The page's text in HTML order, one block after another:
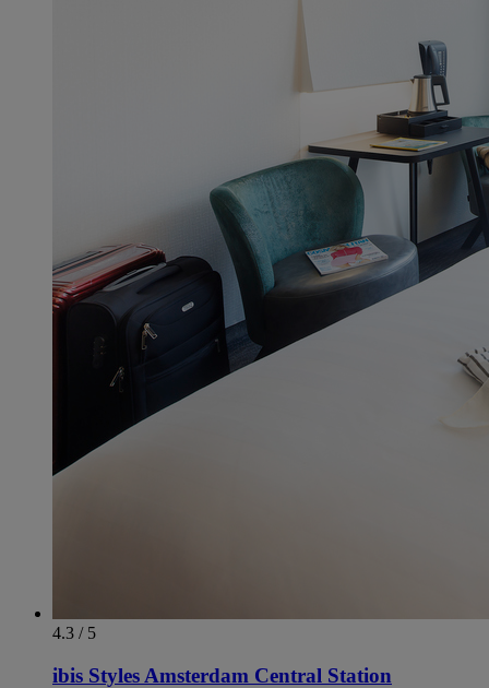
4.3 / 5
ibis Styles Amsterdam Central Station